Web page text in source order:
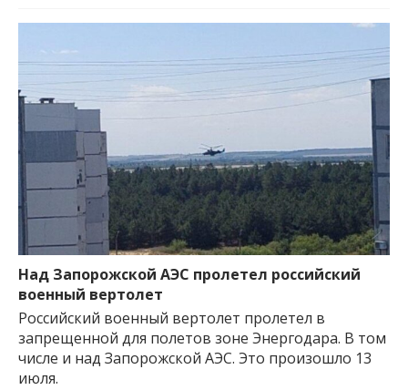
Над Запорожской АЭС пролетел российский
военный вертолет
Российский военный вертолет пролетел в
запрещенной для полетов зоне Энергодара. В том
числе и над Запорожской АЭС. Это произошло 13
июля.